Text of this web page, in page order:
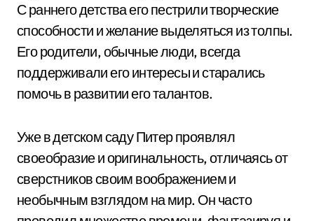
С раннего детства его пестрили творческие
способности и желание выделяться из толпы.
Его родители, обычные люди, всегда
поддерживали его интересы и старались
помочь в развитии его талантов.
Уже в детском саду Питер проявлял
своеобразие и оригинальность, отличаясь от
сверстников своим воображением и
необычным взглядом на мир. Он часто